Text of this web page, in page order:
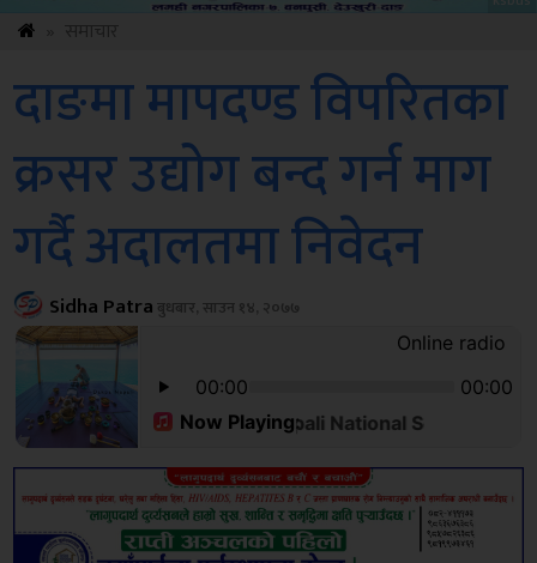
दाङमा मापदण्ड विपरितका
क्रसर उद्योग बन्द गर्न माग
गर्दै अदालतमा निवेदन
Sidha Patraबुधबार, साउन १४, २०७७